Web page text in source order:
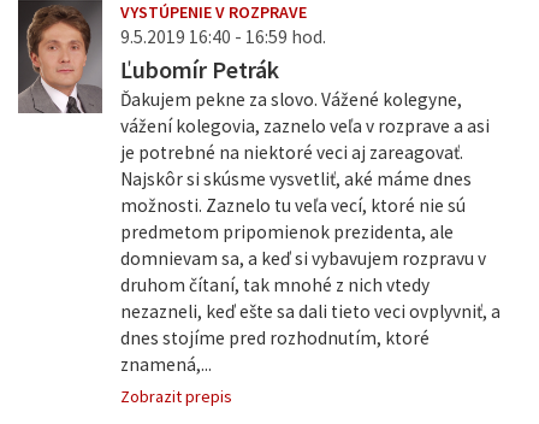
VYSTÚPENIE V ROZPRAVE
9.5.2019 16:40 - 16:59 hod.
Ľubomír Petrák
Ďakujem pekne za slovo. Vážené kolegyne,
vážení kolegovia, zaznelo veľa v rozprave a asi
je potrebné na niektoré veci aj zareagovať.
Najskôr si skúsme vysvetliť, aké máme dnes
možnosti. Zaznelo tu veľa vecí, ktoré nie sú
predmetom pripomienok prezidenta, ale
domnievam sa, a keď si vybavujem rozpravu v
druhom čítaní, tak mnohé z nich vtedy
nezazneli, keď ešte sa dali tieto veci ovplyvniť, a
dnes stojíme pred rozhodnutím, ktoré
znamená,...
Zobrazit prepis